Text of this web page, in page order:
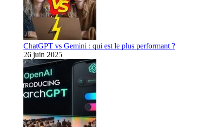
ChatGPT vs Gemini : qui est le plus performant ?
26 juin 2025